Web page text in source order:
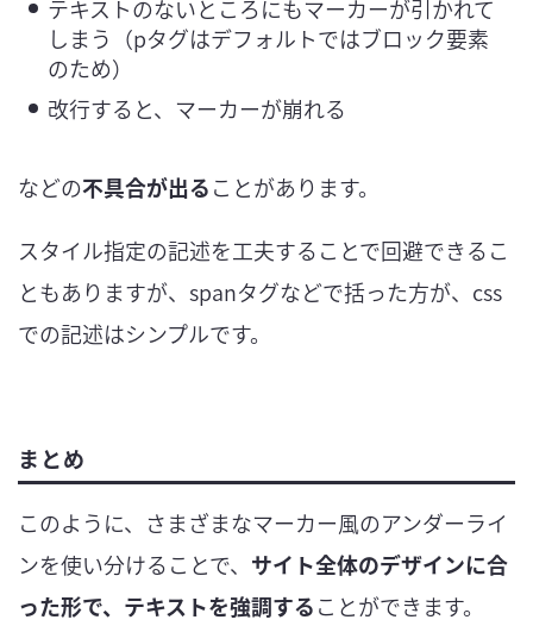
テキストのないところにもマーカーが引かれて
しまう（pタグはデフォルトではブロック要素
のため）
改行すると、マーカーが崩れる
などの不具合が出ることがあります。
スタイル指定の記述を工夫することで回避できるこ
ともありますが、spanタグなどで括った方が、css
での記述はシンプルです。
まとめ
このように、さまざまなマーカー風のアンダーライ
ンを使い分けることで、 サイト全体のデザインに合
った形で、テキストを強調することができます。